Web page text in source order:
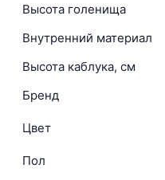
Высота голенища
Внутренний материал
Высота каблука, см
Бренд
Цвет
Пол